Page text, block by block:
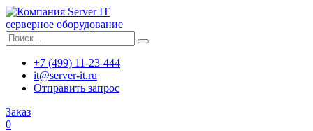
серверное оборудование
+7 (499) 11-23-444
it@server-it.ru
Отправить запрос
Заказ
0